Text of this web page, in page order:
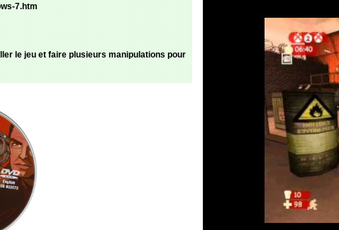
7.htm
le jeu et faire plusieurs manipulations pour